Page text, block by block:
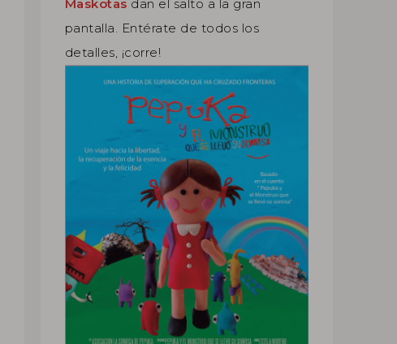
Maskotas dan el salto a la gran
pantalla. Entérate de todos los
detalles, ¡corre!